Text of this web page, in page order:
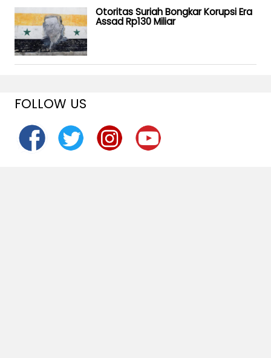
Otoritas Suriah Bongkar Korupsi Era
Assad Rp130 Miliar
FOLLOW US